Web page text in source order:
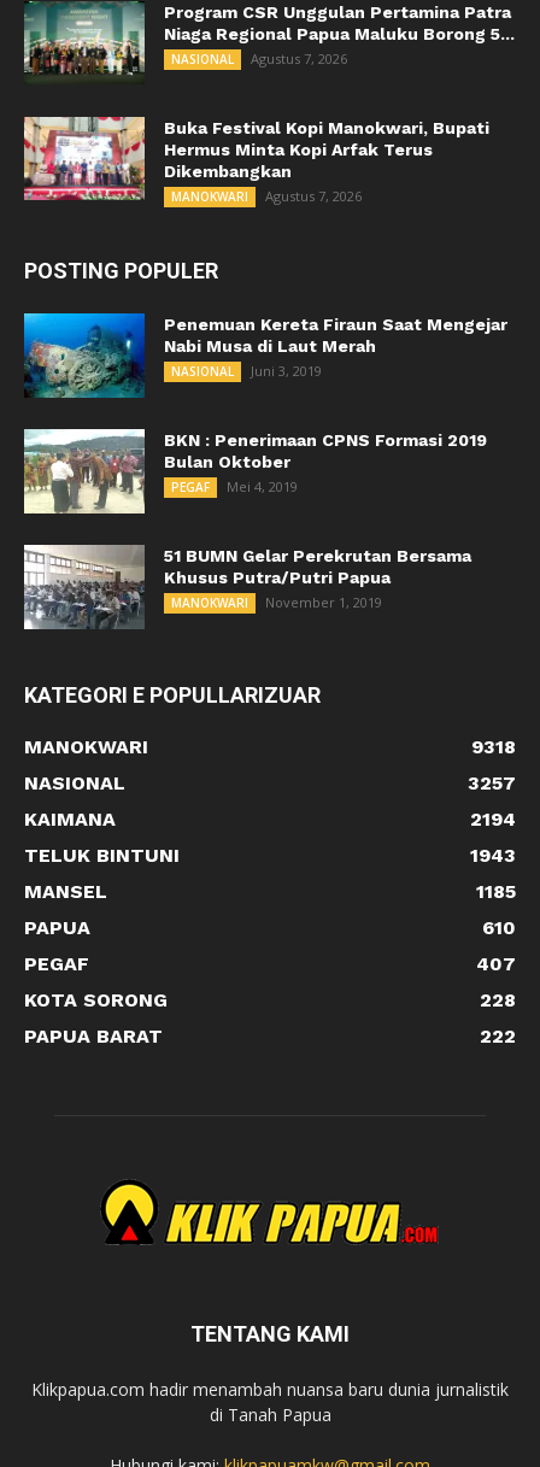
Program CSR Unggulan Pertamina Patra
Niaga Regional Papua Maluku Borong 5...
NASIONAL Agustus 7, 2026
Buka Festival Kopi Manokwari, Bupati
Hermus Minta Kopi Arfak Terus
Dikembangkan
MANOKWARI Agustus 7, 2026
POSTING POPULER
Penemuan Kereta Firaun Saat Mengejar
Nabi Musa di Laut Merah
NASIONAL Juni 3, 2019
BKN : Penerimaan CPNS Formasi 2019
Bulan Oktober
PEGAF Mei 4, 2019
51 BUMN Gelar Perekrutan Bersama
Khusus Putra/Putri Papua
MANOKWARI November 1, 2019
KATEGORI E POPULLARIZUAR
MANOKWARI
9318
NASIONAL
3257
KAIMANA
2194
TELUK BINTUNI
1943
MANSEL
1185
PAPUA
610
PEGAF
407
KOTA SORONG
228
PAPUA BARAT
222
TENTANG KAMI
Klikpapua.com hadir menambah nuansa baru dunia jurnalistik
di Tanah Papua